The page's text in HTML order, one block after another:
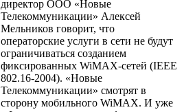
директор ООО «Новые
Телекоммуникации» Алексей
Мельников говорит, что
операторские услуги в сети не будут
ограничиваться созданием
фиксированных WiMAX-сетей (IEEE
802.16-2004). «Новые
Телекоммуникации» смотрят в
сторону мобильного WiMAX. И уже